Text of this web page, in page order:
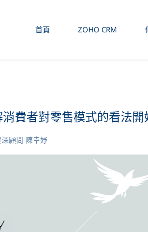
首頁 ZOHO CRM
費者對零售模式的看法開
顧問 陳幸妤